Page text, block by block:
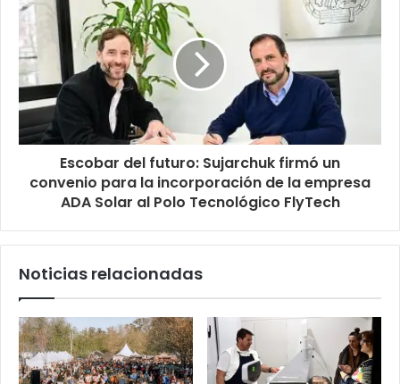
Escobar del futuro: Sujarchuk firmó un
convenio para la incorporación de la empresa
ADA Solar al Polo Tecnológico FlyTech
Noticias relacionadas